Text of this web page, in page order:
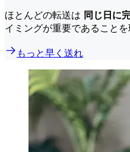
ほとんどの転送は 同じ日に
イミングが重要であることを
もっと早く送れ